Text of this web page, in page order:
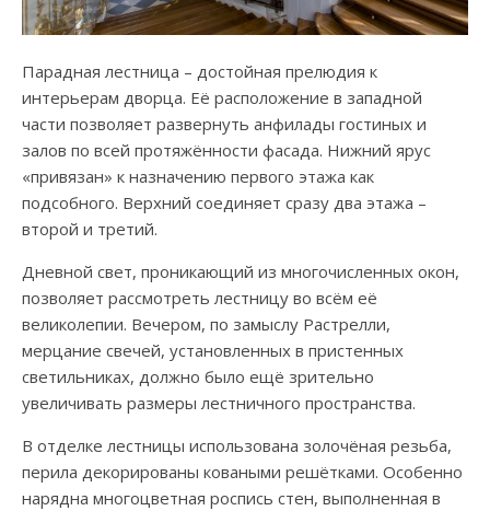
Парадная лестница – достойная прелюдия к
интерьерам дворца. Её расположение в западной
части позволяет развернуть анфилады гостиных и
залов по всей протяжённости фасада. Нижний ярус
«привязан» к назначению первого этажа как
подсобного. Верхний соединяет сразу два этажа –
второй и третий.
Дневной свет, проникающий из многочисленных окон,
позволяет рассмотреть лестницу во всём её
великолепии. Вечером, по замыслу Растрелли,
мерцание свечей, установленных в пристенных
светильниках, должно было ещё зрительно
увеличивать размеры лестничного пространства.
В отделке лестницы использована золочёная резьба,
перила декорированы коваными решётками. Особенно
нарядна многоцветная роспись стен, выполненная в